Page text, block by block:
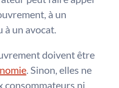
à un
à un avocat.
doivent être
. Sinon, elles ne
consommateurs ni